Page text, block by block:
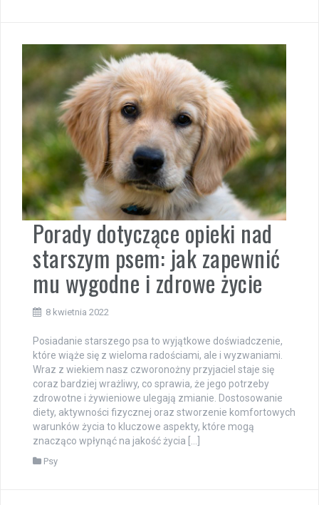
Porady dotyczące opieki nad
starszym psem: jak zapewnić
mu wygodne i zdrowe życie
8 kwietnia 2022
Posiadanie starszego psa to wyjątkowe doświadczenie,
które wiąże się z wieloma radościami, ale i wyzwaniami.
Wraz z wiekiem nasz czworonożny przyjaciel staje się
coraz bardziej wrażliwy, co sprawia, że jego potrzeby
zdrowotne i żywieniowe ulegają zmianie. Dostosowanie
diety, aktywności fizycznej oraz stworzenie komfortowych
warunków życia to kluczowe aspekty, które mogą
znacząco wpłynąć na jakość życia […]
Psy